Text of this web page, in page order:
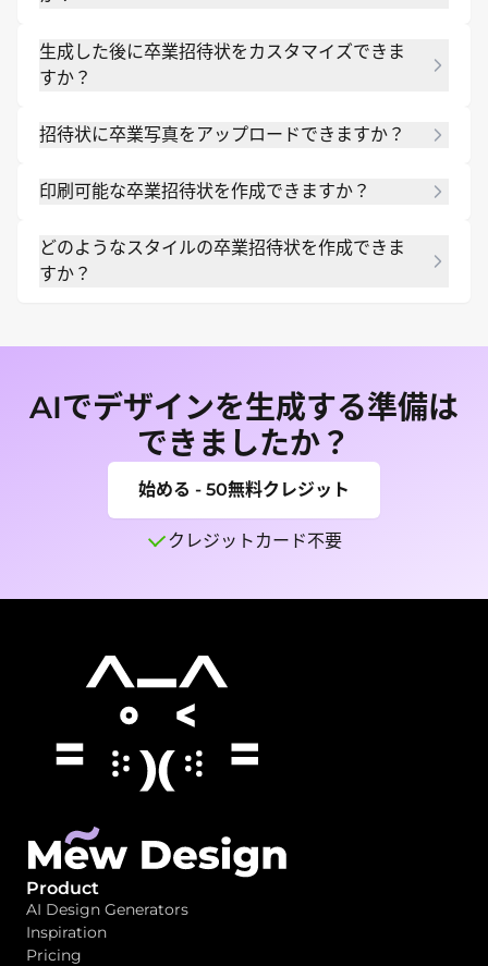
トが付与され、有料プランを選択する前に、初稿の
作成、スタイルのテスト、デザインの微調整を行う
生成した後に卒業招待状をカスタマイズできま
すか？
く、自然言語を通じてAIが生成した卒業招待状を編
葉遣い、レイアウト、色、ラベル、視覚的スタイ
がいくまで調整を続けることができます。
招待状に卒業写真をアップロードできますか？
ゴ、クラスのグラフィックなどをアップロードし
す。
印刷可能な卒業招待状を作成できますか？
待状は、自宅での印刷、プロの印刷、またはデジタ
ル共有に適した高画質のPNG、JPG、またはPDFフ
どのようなスタイルの卒業招待状を作成できま
すか？
デザインなどを作成できます。
AIでデザインを生成する準備は
できましたか？
始める - 50無料クレジット
クレジットカード不要
Product
AI Design Generators
Inspiration
Pricing